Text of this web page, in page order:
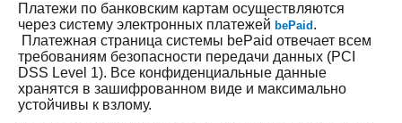
Платежи по банковским картам осуществляются
через систему электронных платежей bePaid .
Платежная страница системы bePaid отвечает всем
требованиям безопасности передачи данных (PCI
DSS Level 1). Все конфиденциальные данные
хранятся в зашифрованном виде и максимально
устойчивы к взлому.